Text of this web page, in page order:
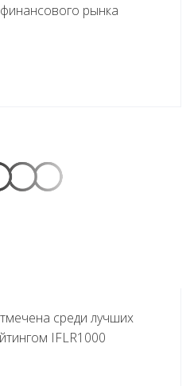
финансового рынка
среди лучших
IFLR1000